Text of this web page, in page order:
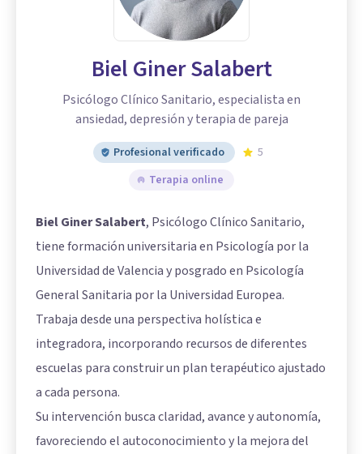
Biel Giner Salabert
Psicólogo Clínico Sanitario, especialista en
ansiedad, depresión y terapia de pareja
Profesional verificado
5
Terapia online
Biel Giner Salabert, Psicólogo Clínico Sanitario,
tiene formación universitaria en Psicología por la
Universidad de Valencia y posgrado en Psicología
General Sanitaria por la Universidad Europea.
Trabaja desde una perspectiva holística e
integradora, incorporando recursos de diferentes
escuelas para construir un plan terapéutico ajustado
a cada persona.
Su intervención busca claridad, avance y autonomía,
favoreciendo el autoconocimiento y la mejora del